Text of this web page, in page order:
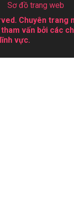
Sơ đồ trang web
Chuyên trang
vấn bởi các
vực.